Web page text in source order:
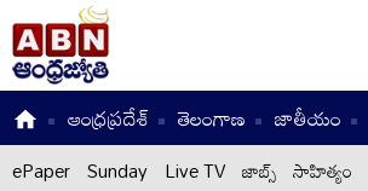
ఆంధ్రప్రదేశ్ తెలంగాణ జాతీయం
ePaper Sunday Live TV జాబ్స్ సాహిత్యం